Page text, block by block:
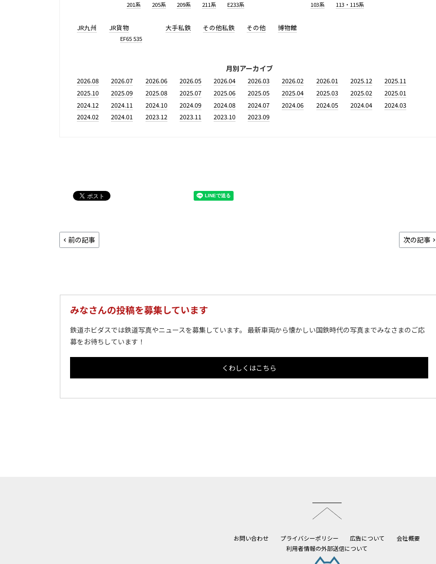
201系 205系 209系 211系 E233系 103系 113・115系
JR九州 JR貨物
EF65 535
大手私鉄 その他私鉄 その他 博物館
月別アーカイブ
2026.08 2026.07 2026.06 2026.05 2026.04 2026.03 2026.02 2026.01 2025.12
2025.11
2025.10
2025.09 2025.08 2025.07 2025.06 2025.05 2025.04 2025.03 2025.02
2025.01
2024.12
2024.11 2024.10 2024.09 2024.08 2024.07 2024.06 2024.05 2024.04
2024.03
2024.02
2024.01 2023.12 2023.11 2023.10 2023.09
前の記事 次の記事
みなさんの投稿を募集しています
鉄道ホビダスでは鉄道写真やニュースを募集しています。 最新車両から懐かしい国鉄時代の写真までみなさまのご応
募をお待ちしています！
くわしくはこちら
お問い合わせ プライバシーポリシー 広告について
会社概要
利用者情報の外部送信について